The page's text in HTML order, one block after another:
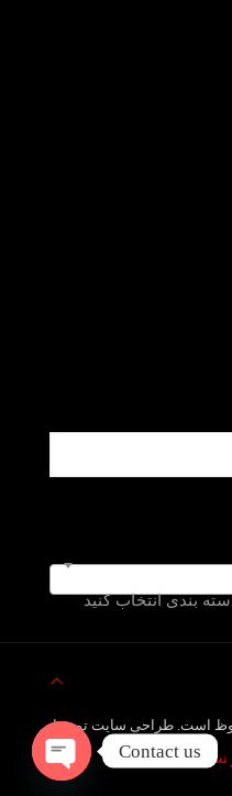
بندی انتخاب کنید
است. طراحی سایت توسط
نت
Contact us